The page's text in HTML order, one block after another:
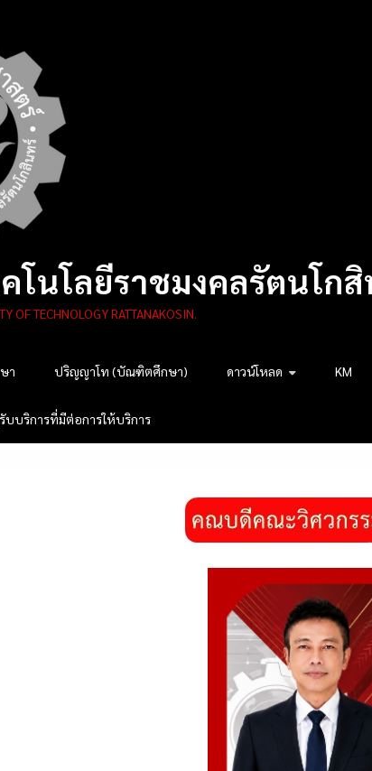
นโลยีราชมงคลรัตนโก
OF TECHNOLOGY RATTANAKOSIN.
า ปริญญาโท (บัณฑิตศึกษา) ดาวน์โหลด KM
บริการที่มีต่อการให้บริการ